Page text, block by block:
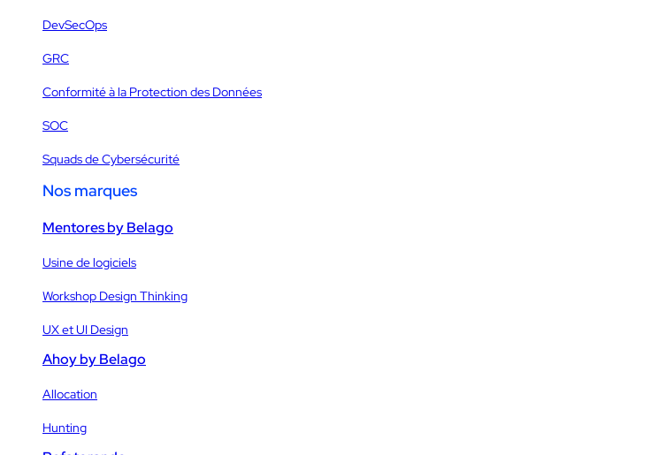
DevSecOps
GRC
Conformité à la Protection des Données
SOC
Squads de Cybersécurité
Nos marques
Mentores by Belago
Usine de logiciels
Workshop Design Thinking
UX et UI Design
Ahoy by Belago
Allocation
Hunting